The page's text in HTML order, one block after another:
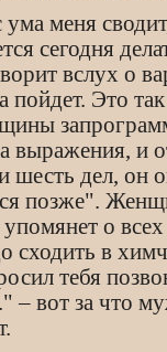
меня
сегодня
вслух о
пойдет. Это
выражения, и
шесть дел, он
позже".
упомянет о
сходить в
тебя
– вот за что